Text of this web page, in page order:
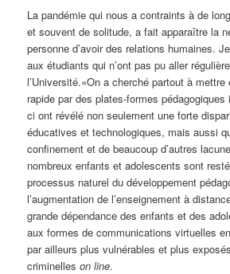
La pandémie qui nous a contraints à de
et souvent de solitude, a fait apparaître la
personne d’avoir des relations humaines.
aux étudiants qui n’ont pas pu aller
l’Université.«On a cherché partout à
rapide par des plates-formes
ci ont révélé non seulement une forte
éducatives et technologiques, mais aussi
confinement et de beaucoup d’autres
nombreux enfants et adolescents sont
processus naturel du développement
l’augmentation de l’enseignement à
grande dépendance des enfants et des
aux formes de communications virtuelles
par ailleurs plus vulnérables et plus
criminelleson line.